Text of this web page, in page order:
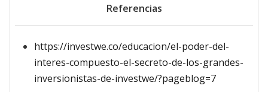
Referencias
https://investwe.co/educacion/el-poder-del-
interes-compuesto-el-secreto-de-los-grandes-
inversionistas-de-investwe/?pageblog=7